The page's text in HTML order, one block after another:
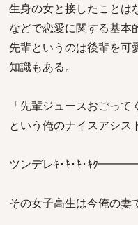
生身の女と接したことは
などで恋愛に関する基本
先輩というのは後輩を可
知識もある。
「先輩ジュースおごって
という俺のナイスアシ
ツンデレｷ･ｷ･ｷ･ｷﾀ
その女子高生は今俺の妻